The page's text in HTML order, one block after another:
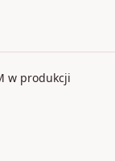
w produkcji